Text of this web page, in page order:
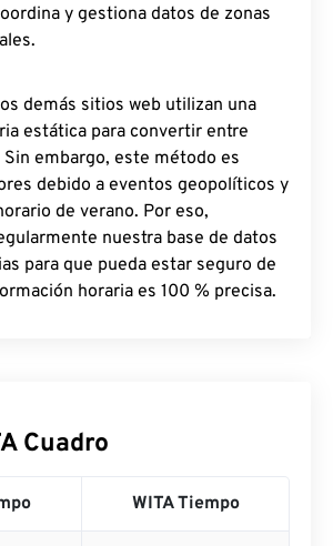
y gestiona datos de zonas
demás sitios web utilizan una
estática para convertir entre
Sin embargo, este método es
debido a eventos geopolíticos y
de verano. Por eso,
nuestra base de datos
para que pueda estar seguro de
horaria es 100 % precisa.
Cuadro
WITA Tiempo